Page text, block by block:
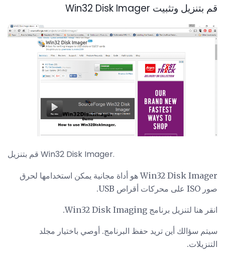
قم بتنزيل وتثبيت Win32 Disk Imager
قم بتنزيل Win32 Disk Imager.
Win32 Disk Imager هو أداة مجانية يمكن استخدامها لحرق
صور ISO على محركات أقراص USB.
انقر هنا لتنزيل برنامج Win32 Disk Imaging.
سيتم سؤالك أين تريد حفظ البرنامج. أوصي باختيار مجلد
التنزيلات.